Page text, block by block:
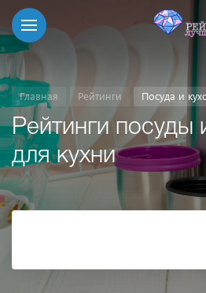
Главная Рейтинги Посуда и
Рейтинги посуды
для кухни